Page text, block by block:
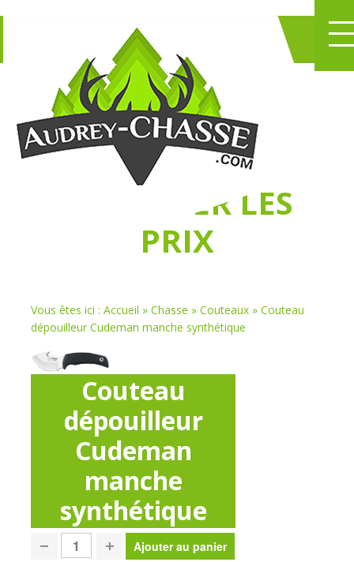
NE PERDEZ PLUS
DE TEMPS
CHASSER LES
PRIX
Vous êtes ici : Accueil » Chasse » Couteaux » Couteau
dépouilleur Cudeman manche synthétique
Couteau
dépouilleur
Cudeman
manche
synthétique